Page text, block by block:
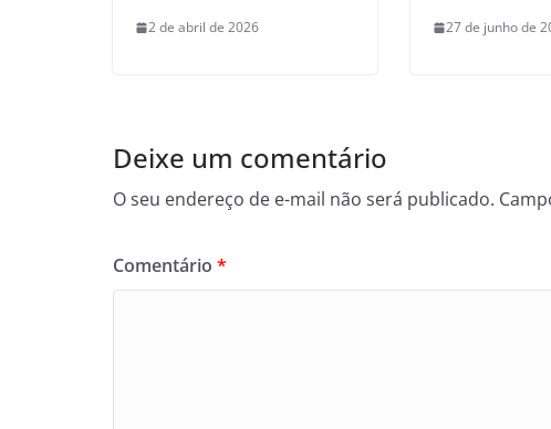
2 de abril de 2026 27 de junho de
Deixe um comentário
O seu endereço de e-mail não será publicado.
Comentário *